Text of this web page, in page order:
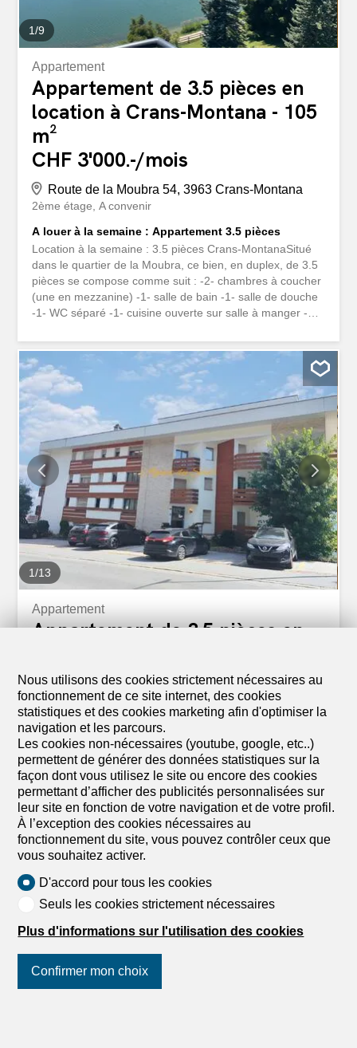
1/9
Appartement
Appartement de 3.5 pièces en
location à Crans-Montana - 105
m²
CHF 3'000.-/mois
Route de la Moubra 54, 3963 Crans-Montana
2ème étage A convenir
A louer à la semaine : Appartement 3.5 pièces
Location à la semaine : 3.5 pièces Crans-MontanaSitué
dans le quartier de la Moubra, ce bien, en duplex, de 3.5
pièces se compose comme suit : -2- chambres à coucher
(une en mezzanine) -1- salle de bain -1- salle de douche
-1- WC séparé -1- cuisine ouverte sur salle à manger -1-
complète ce bien. disponibilité sur demande
1/13
Appartement
Appartement de 3.5 pièces en
m²
CHF 1'600.-/mois
3963 Crans-Montana, Switzerland, 3963 Crans-
Montana
A convenir
À louer (saison): Très cosy appartement de 3.5
pièces à proximité du funiculaire
Réf.: À louer (saison) : Joli appartement de 3.5 pièces,
d'environ 65 m², situé au rez-de-chaussée d'une jolie
résidence proche du funiculaire, sur la route de la
Montana, des restaurants, des commerces et des
remontées mécaniques. Un arrêt de bus « Navettes
extérieures devant la résidence sont réservées aux
Séjour avec canapé-lit et coin à manger(table pour 6
Nous utilisons des cookies strictement nécessaires au
fonctionnement de ce site internet, des cookies
statistiques et des cookies marketing afin d'optimiser la
navigation et les parcours.
Les cookies non-nécessaires (youtube, google, etc..)
permettent de générer des données statistiques sur la
façon dont vous utilisez le site ou encore des cookies
permettant d’afficher des publicités personnalisées sur
leur site en fonction de votre navigation et de votre profil.
À l’exception des cookies nécessaires au
fonctionnement du site, vous pouvez contrôler ceux que
vous souhaitez activer.
D'accord pour tous les cookies
Seuls les cookies strictement nécessaires
Plus d'informations sur l'utilisation des cookies
Confirmer mon choix